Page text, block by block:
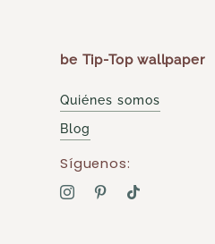
be Tip-Top wallpaper
Quiénes somos
Blog
Síguenos: